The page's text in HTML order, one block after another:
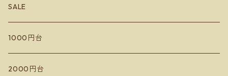
宮本ヴィンヤード
10R Winery
イレンカ
SALE
1000円台
2000円台